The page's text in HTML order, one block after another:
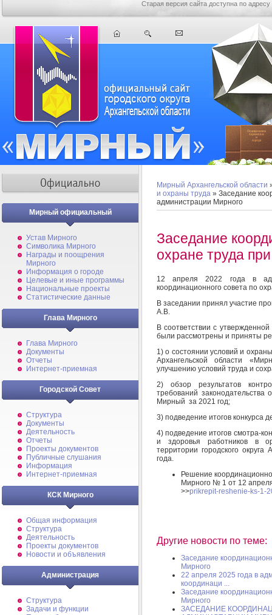
Старая версия сайта доступна по адресу
Мирный официальный
Устав Мирного
Символика Мирного
Награды и поощрения
Мирного
Информация о городе
Целевые и иные программы
Национальные проекты
Статистические данные
Глава Мирного
Глава Мирного
Документы
Отчеты
Интернет-приемная
Городской Совет
Структура
Документы
Деятельность
Отчеты
Проекты документов
Публичные слушания
Информация
Интернет-приемная
КСК Мирного
Общая информация
Структура
Деятельность
Проекты документов
Новости и объявления
Администрация
Структура
Задачи и функции
Мирный Архангельской области
и охраны труда » Заседание
администрации Мирного
Заседание
охране труда
12 апреля 2022 года в
координационного совета по
В заседании принял участие
А.В.
В соответствии с
были рассмотрены и приняты
1) о состоянии условий и
Архангельской области
улучшению условий труда и
2) обзор результатов
требований
Мирный за 2021 год;
3) подведение итогов конкурса
4) подведение итогов смотра-
и здоровья работников в
территории городского
года.
Решение
Мирного № 1 от 12
>>prikrepit-reshenie-ks-1-
Другие новости по теме:
Заседание
Мирного
22 апреля 2025 года в
координаци ...
Заседание
Мирного
ЗАСЕДАНИЕ